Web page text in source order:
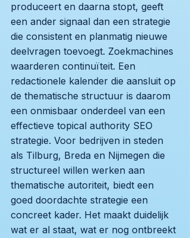
produceert en daarna stopt, geeft
een ander signaal dan een strategie
die consistent en planmatig nieuwe
deelvragen toevoegt. Zoekmachines
waarderen continuïteit. Een
redactionele kalender die aansluit op
de thematische structuur is daarom
een onmisbaar onderdeel van een
effectieve topical authority SEO
strategie. Voor bedrijven in steden
als Tilburg, Breda en Nijmegen die
structureel willen werken aan
thematische autoriteit, biedt een
goed doordachte strategie een
concreet kader. Het maakt duidelijk
wat er al staat, wat er nog ontbreekt